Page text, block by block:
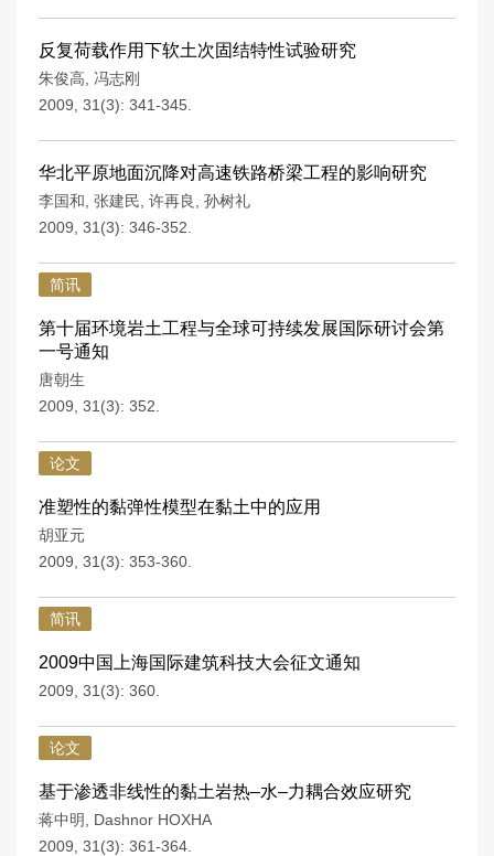
反复荷载作用下软土次固结特性试验研究
朱俊高
冯志刚
2009, 31(3): 341-345.
华北平原地面沉降对高速铁路桥梁工程的影响研究
李国和 张建民 许再良
孙树礼
2009, 31(3): 346-352.
简讯
第十届环境岩土工程与全球可持续发展国际研讨会第
一号通知
唐朝生
2009, 31(3): 352.
论文
准塑性的黏弹性模型在黏土中的应用
胡亚元
2009, 31(3): 353-360.
简讯
2009中国上海国际建筑科技大会征文通知
2009, 31(3): 360.
论文
基于渗透非线性的黏土岩热–水–力耦合效应研究
蒋中明
Dashnor HOXHA
2009, 31(3): 361-364.